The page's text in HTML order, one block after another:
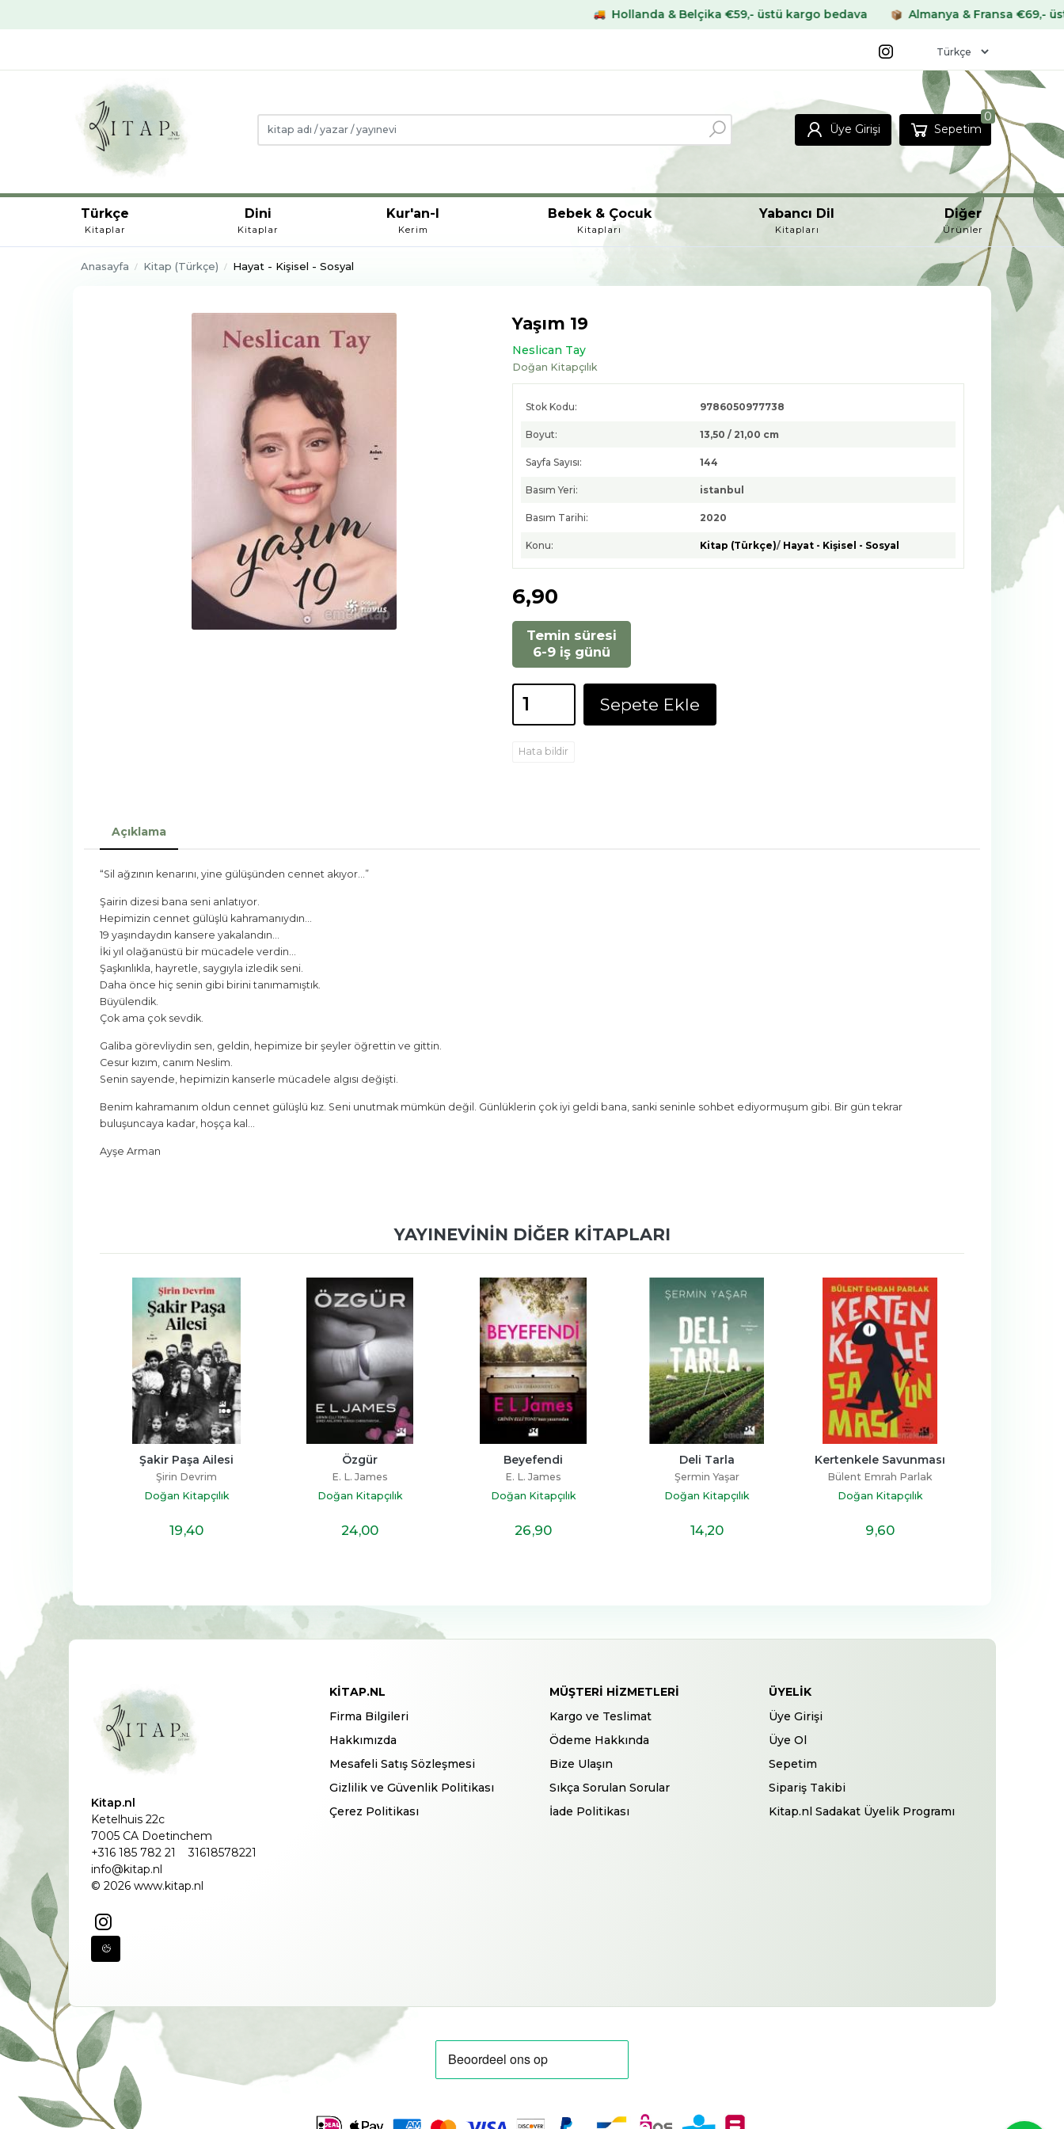
Hollanda & Belçika €59,- üstü kargo bedava Almanya & Fransa €69,- üstü kargo
Üye Girişi Sepetim
0
Türkçe
Kitaplar
Dini
Kitaplar
Kur'an-I
Kerim
Bebek & Çocuk
Kitapları
Yabancı Dil
Kitapları
Diğer
Ürünler
Anasayfa Kitap (Türkçe) Hayat - Kişisel - Sosyal
Yaşım 19
Neslican Tay
Doğan Kitapçılık
Stok Kodu: 9786050977738
Boyut: 13,50 / 21,00 cm
Sayfa Sayısı: 144
Basım Yeri: istanbul
Basım Tarihi: 2020
Konu: Kitap (Türkçe)/ Hayat - Kişisel - Sosyal
6,90
Temin süresi
6-9 iş günü
Sepete Ekle
Hata bildir
Açıklama
“Sil ağzının kenarını, yine gülüşünden cennet akıyor…”
Şairin dizesi bana seni anlatıyor.
Hepimizin cennet gülüşlü kahramanıydın…
19 yaşındaydın kansere yakalandın…
İki yıl olağanüstü bir mücadele verdin…
Şaşkınlıkla, hayretle, saygıyla izledik seni.
Daha önce hiç senin gibi birini tanımamıştık.
Büyülendik.
Çok ama çok sevdik.
Galiba görevliydin sen, geldin, hepimize bir şeyler öğrettin ve gittin.
Cesur kızım, canım Neslim.
Senin sayende, hepimizin kanserle mücadele algısı değişti.
Benim kahramanım oldun cennet gülüşlü kız. Seni unutmak mümkün değil. Günlüklerin çok iyi geldi bana, sanki seninle sohbet ediyormuşum gibi. Bir gün tekrar
buluşuncaya kadar, hoşça kal…
Ayşe Arman
YAYINEVININ DIĞER KITAPLARI
Şakir Paşa Ailesi
Şirin Devrim
Doğan Kitapçılık
19,40
Özgür
E. L. James
Doğan Kitapçılık
24,00
Beyefendi
E. L. James
Doğan Kitapçılık
26,90
Deli Tarla
Şermin Yaşar
Doğan Kitapçılık
14,20
Kertenkele Savunması
Bülent Emrah Parlak
Doğan Kitapçılık
9,60
Kitap.nl
Ketelhuis 22c
7005 CA Doetinchem
+316 185 782 21
31618578221
info@kitap.nl
© 2026 www.kitap.nl
KITAP.NL
Firma Bilgileri
Hakkımızda
Mesafeli Satış Sözleşmesi
Gizlilik ve Güvenlik Politikası
Çerez Politikası
MÜŞTERI HIZMETLERI
Kargo ve Teslimat
Ödeme Hakkında
Bize Ulaşın
Sıkça Sorulan Sorular
İade Politikası
ÜYELIK
Üye Girişi
Üye Ol
Sepetim
Sipariş Takibi
Kitap.nl Sadakat Üyelik Programı